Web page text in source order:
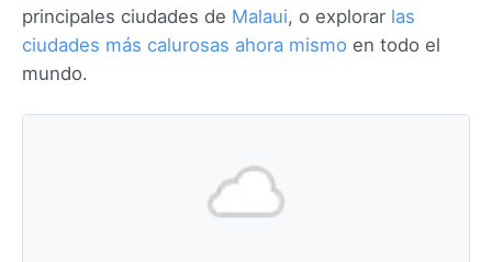
principales ciudades de Malaui, o explorar las
ciudades más calurosas ahora mismo en todo el
mundo.